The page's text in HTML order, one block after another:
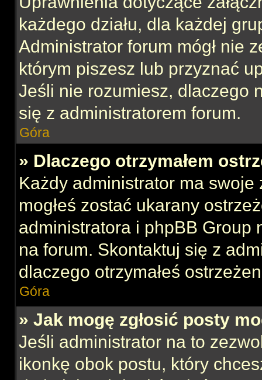
każdego działu, dla każdej
Administrator forum mógł nie
którym piszesz lub przyznać
Jeśli nie rozumiesz, dlaczego
się z administratorem forum.
Góra
» Dlaczego otrzymałem
Każdy administrator ma swoje
mogłeś zostać ukarany
administratora i phpBB Group
na forum. Skontaktuj się z
dlaczego otrzymałeś
Góra
» Jak mogę zgłosić posty
Jeśli administrator na to
ikonkę obok postu, który